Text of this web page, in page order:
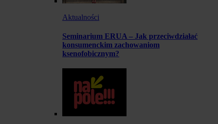
Aktualności
Seminarium ERUA – Jak przeciwdziałać
konsumenckim zachowaniom
ksenofobicznym?